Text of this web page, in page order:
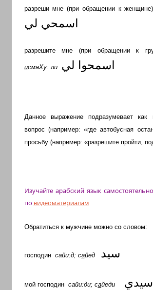
новости
переводом
разреши мне (при обращении к
اسمحي لي
разрешите мне (при обращении к
исмаХу: ли اسمحوا لي
Данное выражение подразумевает как
вопрос (например: «где автобусная
просьбу (например: «разрешите пройти,
Изучайте арабский язык
по видеоматериалам
Обратиться к мужчине можно со словом:
سيد господин сайи:д; сайед
سيدي мой господин сайи:ди; сайеди